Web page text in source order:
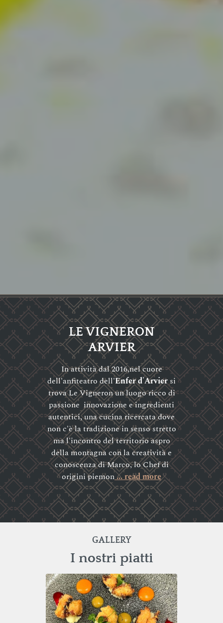
LE VIGNERON
ARVIER
In attività dal 2016,nel cuore
dell'anfiteatro dell'Enfer d'Arviersi
trova Le Vigneron un luogo ricco di
passione innovazione e ingredienti
autentici, una cucina ricercata dove
non c'è la tradizione in senso stretto
ma l'incontro del territorio aspro
della montagna con la creatività e
conoscenza di Marco, lo Chef di
origini piemon... read more
GALLERY
I nostri piatti